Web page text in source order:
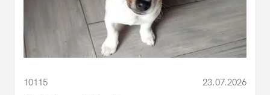
10115 23.07.2026